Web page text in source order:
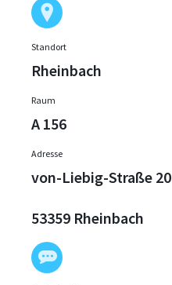
Standort
Rheinbach
Raum
A 156
Adresse
von-Liebig-Straße 20
53359 Rheinbach